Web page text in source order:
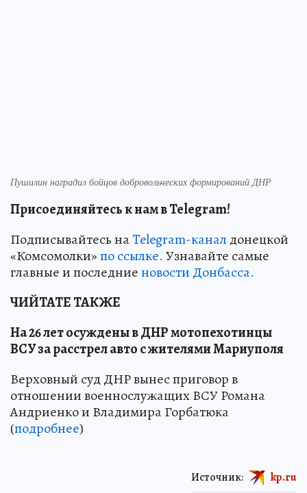
Пушилин наградил бойцов добровольческих формирований ДНР
Присоединяйтесь к нам в Telegram!
Подписывайтесь наTelegram-канал донецкой
«Комсомолки»по ссылке. Узнавайте самые
главные и последниеновости Донбасса.
ЧИЙТАТЕ ТАКЖЕ
На 26 лет осуждены в ДНР мотопехотинцы
ВСУ за расстрел авто с жителями Мариуполя
Верховный суд ДНР вынес приговор в
отношении военнослужащих ВСУ Романа
Андриенко и Владимира Горбатюка
(подробнее)
Источник: kp.ru